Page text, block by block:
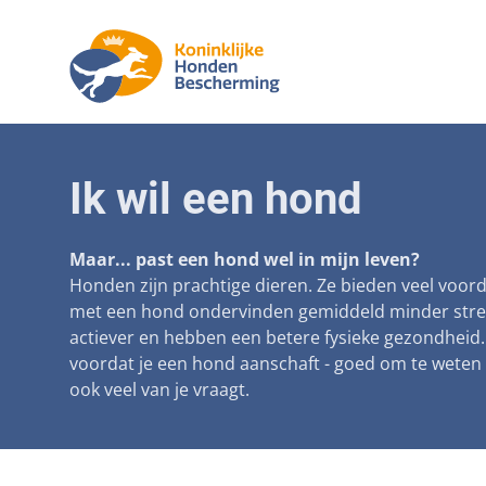
Aanpak
Afschaffing
Landelijke
Ik wil een hond
Maar... past een hond wel in mijn leven?
Honden zijn prachtige dieren. Ze bieden veel
met een hond ondervinden gemiddeld minder
actiever en hebben een betere fysieke
voordat je een hond aanschaft - goed om te
ook veel van je vraagt.